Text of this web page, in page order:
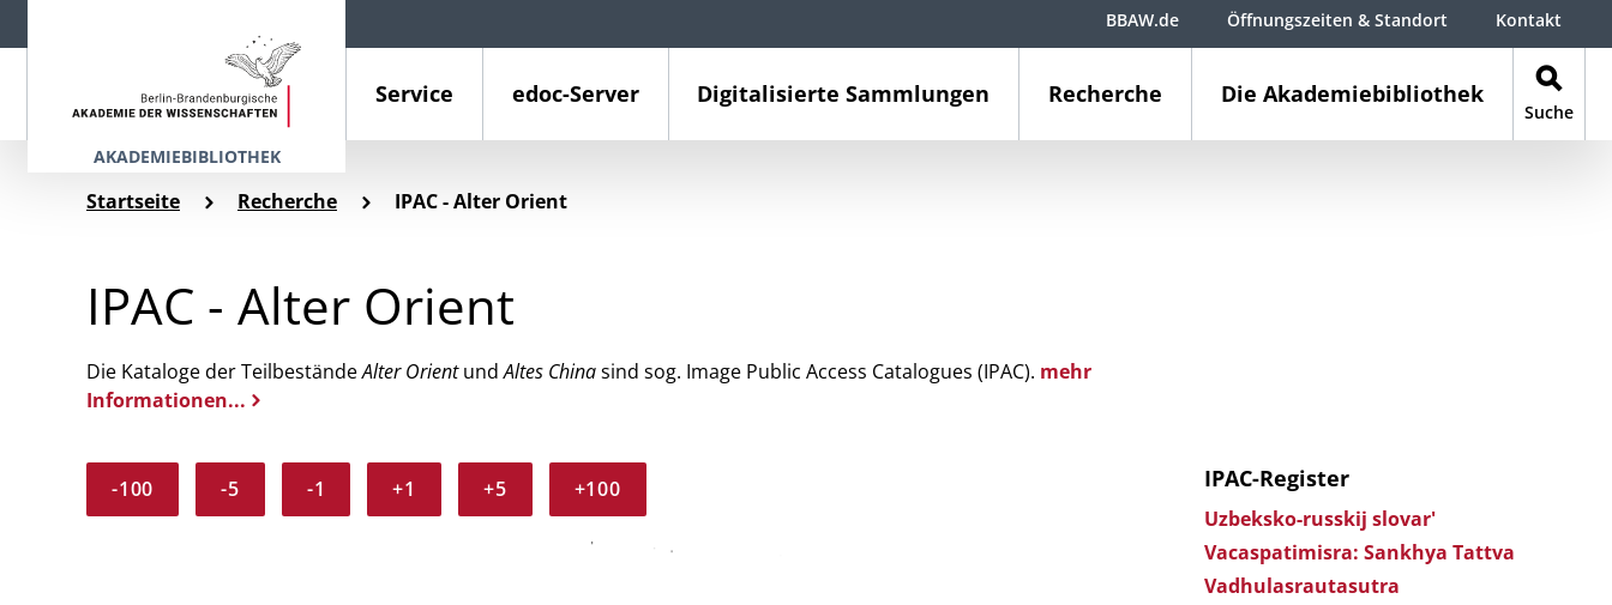
AKADEMIEBIBLIOTHEK
Service edoc-Server Digitalisierte Sammlungen Recherche Die Akademiebibliothek
Suche
BBAW.de Öffnungszeiten & Standort Kontakt
Startseite Recherche IPAC - Alter Orient
IPAC - Alter Orient
Die Kataloge der TeilbeständeAlter OrientundAltes Chinasind sog. Image Public Access Catalogues (IPAC). mehr
Informationen...
-100 -5 -1 +1 +5 +100 IPAC-Register
Uzbeksko-russkij slovar'
Vacaspatimisra: Sankhya Tattva
Vadhulasrautasutra